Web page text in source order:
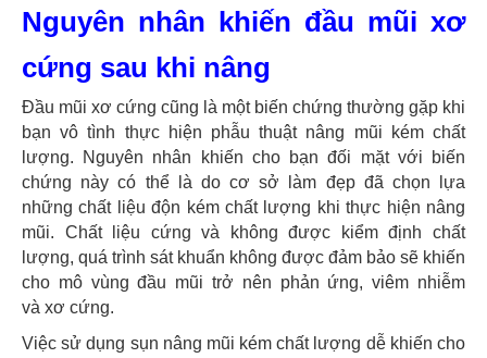
Nguyên nhân khiến đầu mũi xơ
cứng sau khi nâng
Đầu mũi xơ cứng cũng là một biến chứng thường gặp khi
bạn vô tình thực hiện phẫu thuật nâng mũi kém chất
lượng. Nguyên nhân khiến cho bạn đối mặt với biến
chứng này có thể là do cơ sở làm đẹp đã chọn lựa
những chất liệu độn kém chất lượng khi thực hiện nâng
mũi. Chất liệu cứng và không được kiểm định chất
lượng, quá trình sát khuẩn không được đảm bảo sẽ khiến
cho mô vùng đầu mũi trở nên phản ứng, viêm nhiễm
và xơ cứng.
Việc sử dụng sụn nâng mũi kém chất lượng dễ khiến cho